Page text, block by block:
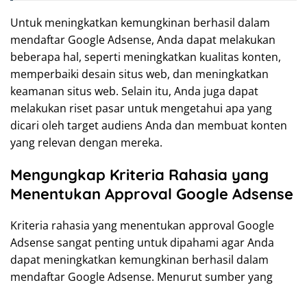
Untuk meningkatkan kemungkinan berhasil dalam
mendaftar Google Adsense, Anda dapat melakukan
beberapa hal, seperti meningkatkan kualitas konten,
memperbaiki desain situs web, dan meningkatkan
keamanan situs web. Selain itu, Anda juga dapat
melakukan riset pasar untuk mengetahui apa yang
dicari oleh target audiens Anda dan membuat konten
yang relevan dengan mereka.
Mengungkap Kriteria Rahasia yang
Menentukan Approval Google Adsense
Kriteria rahasia yang menentukan approval Google
Adsense sangat penting untuk dipahami agar Anda
dapat meningkatkan kemungkinan berhasil dalam
mendaftar Google Adsense. Menurut sumber yang